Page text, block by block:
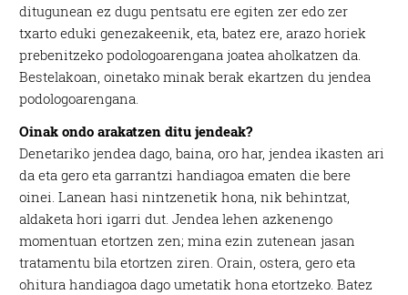
ditugunean ez dugu pentsatu ere egiten zer edo zer
txarto eduki genezakeenik, eta, batez ere, arazo horiek
prebenitzeko podologoarengana joatea aholkatzen da.
Bestelakoan, oinetako minak berak ekartzen du jendea
podologoarengana.
Oinak ondo arakatzen ditu jendeak?
Denetariko jendea dago, baina, oro har, jendea ikasten ari
da eta gero eta garrantzi handiagoa ematen die bere
oinei. Lanean hasi nintzenetik hona, nik behintzat,
aldaketa hori igarri dut. Jendea lehen azkenengo
momentuan etortzen zen; mina ezin zutenean jasan
tratamentu bila etortzen ziren. Orain, ostera, gero eta
ohitura handiagoa dago umetatik hona etortzeko. Batez